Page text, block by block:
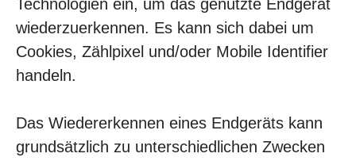
Technologien ein, um das genutzte Endgerät
wiederzuerkennen. Es kann sich dabei um
Cookies, Zählpixel und/oder Mobile Identifier
handeln.
Das Wiedererkennen eines Endgeräts kann
grundsätzlich zu unterschiedlichen Zwecken